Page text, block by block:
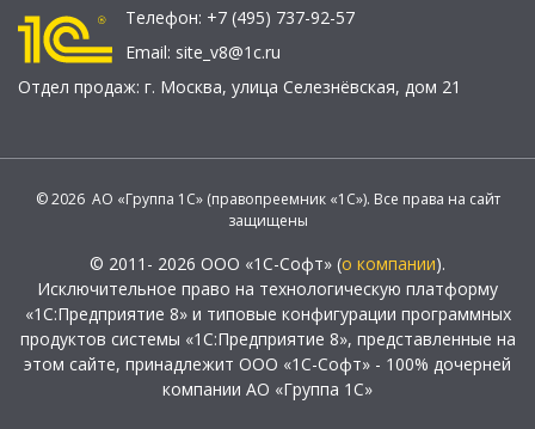
Телефон: +7 (495) 737-92-57
Email: site_v8@1c.ru
Отдел продаж: г. Москва, улица Селезнёвская, дом 21
© 2026 АО «Группа 1С» (правопреемник «1С»). Все права на сайт
защищены
© 2011- 2026 ООО «1С-Софт» (о компании).
Исключительное право на технологическую платформу
«1С:Предприятие 8» и типовые конфигурации программных
продуктов системы «1С:Предприятие 8», представленные на
этом сайте, принадлежит ООО «1С-Софт» - 100% дочерней
компании АО «Группа 1С»